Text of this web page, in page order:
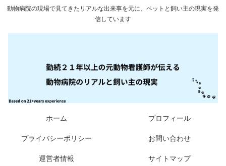
動物病院の現場で見てきたリアルな出来事を元に、ペットと飼い主の現実を発
信しています
ホーム プロフィール
プライバシーポリシー お問い合わせ
運営者情報 サイトマップ